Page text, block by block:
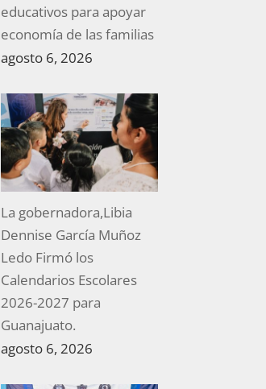
educativos para apoyar
economía de las familias
agosto 6, 2026
La gobernadora,Libia
Dennise García Muñoz
Ledo Firmó los
Calendarios Escolares
2026-2027 para
Guanajuato.
agosto 6, 2026